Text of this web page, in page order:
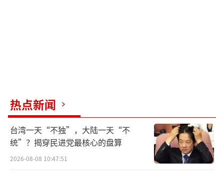
热点新闻
台湾一天“不独”，大陆一天“不
统”？揭穿民进党最核心的盘算
2026-08-08 10:47:51